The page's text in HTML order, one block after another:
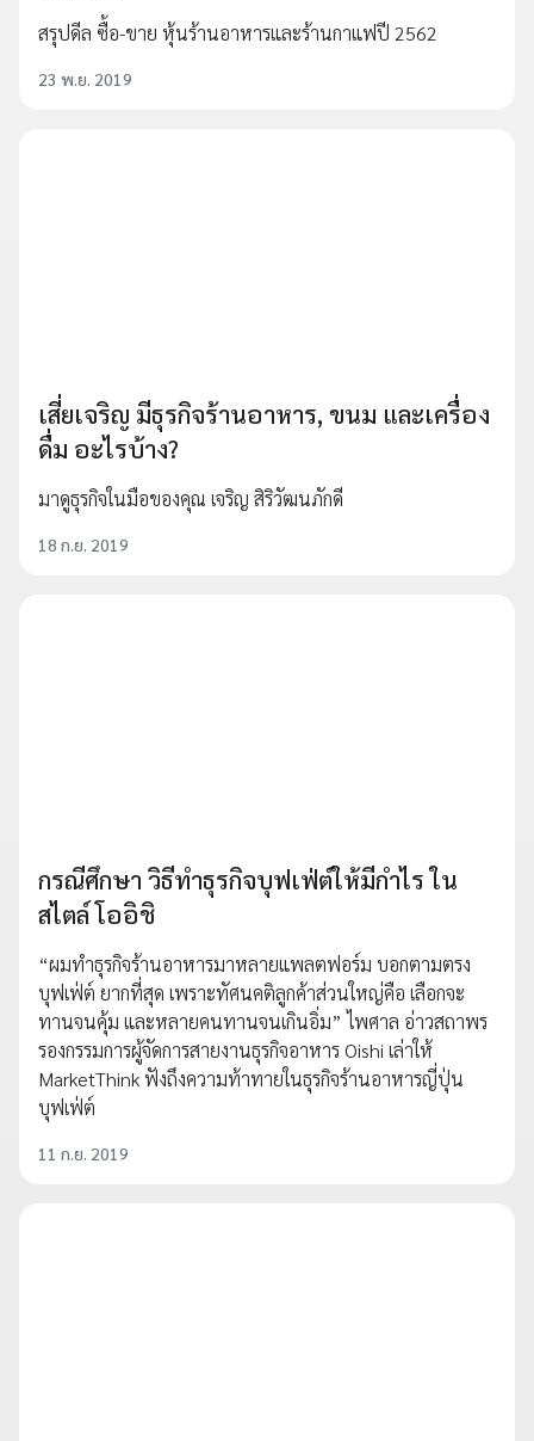
สรุปดีล ซื้อ-ขาย หุ้นร้านอาหารและร้านกาแฟปี 2562
23 พ.ย. 2019
เสี่ยเจริญ มีธุรกิจร้านอาหาร, ขนม และเครื่อง
ดื่ม อะไรบ้าง?
มาดูธุรกิจในมือของคุณ เจริญ สิริวัฒนภักดี
18 ก.ย. 2019
กรณีศึกษา วิธีทำธุรกิจบุฟเฟ่ต์ให้มีกำไร ใน
สไตล์ โออิชิ
“ผมทำธุรกิจร้านอาหารมาหลายแพลตฟอร์ม บอกตามตรง
บุฟเฟ่ต์ ยากที่สุด เพราะทัศนคติลูกค้าส่วนใหญ่คือ เลือกจะ
ทานจนคุ้ม และหลายคนทานจนเกินอิ่ม” ไพศาล อ่าวสถาพร
รองกรรมการผู้จัดการสายงานธุรกิจอาหาร Oishi เล่าให้
MarketThink ฟังถึงความท้าทายในธุรกิจร้านอาหารญี่ปุ่น
บุฟเฟ่ต์
11 ก.ย. 2019